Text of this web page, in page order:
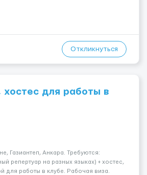
при пе...
Откликнуться
хостес для работы в
Газиантеп, Анкара. Требуются:
репертуар на разных языках) + хостеc,
для работы в клубе. Рабочая виза.